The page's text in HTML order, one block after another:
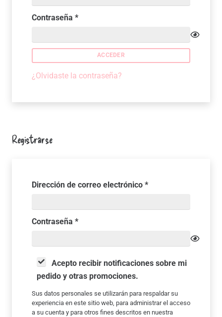
Contraseña *Obligatorio
ACCEDER
¿Olvidaste la contraseña?
Registrarse
Dirección de correo electrónico *Obligatorio
Contraseña *Obligatorio
Acepto recibir notificaciones sobre mi
pedido y otras promociones.
Sus datos personales se utilizarán para respaldar su
experiencia en este sitio web, para administrar el acceso
a su cuenta y para otros fines descritos en nuestra